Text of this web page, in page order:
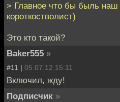
> Главное что бы быль
короткостволист)
Это кто такой?
Baker555 »
#11 | 05.07.12 15:11
Включил, жду!
Подписчик »